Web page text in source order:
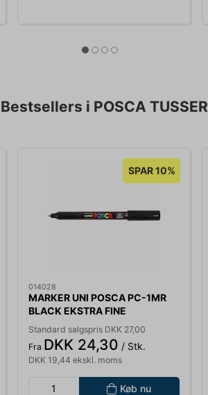
Bestsellers i POSCA TUSSER
SPAR 10%
014028
MARKER UNI POSCA PC-1MR
BLACK EKSTRA FINE
Standard salgspris DKK 27,00
Fra DKK 24,30 / Stk.
DKK 19,44 ekskl. moms
Køb nu